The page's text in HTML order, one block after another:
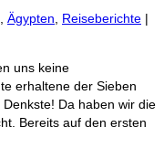
, Ägypten, Reiseberichte |
uns keine
erhaltene der Sieben
Da haben wir die
Bereits auf den ersten